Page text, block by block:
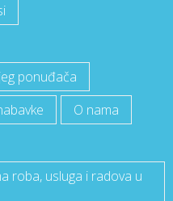
ponuđača
O nama
roba, usluga i radova u